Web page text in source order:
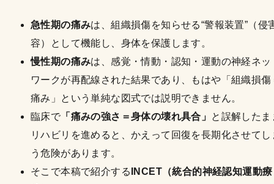
急性期の痛みは、組織損傷を知らせる“警報装置”（侵
容）として機能し、身体を保護します。
慢性期の痛みは、感覚・情動・認知・運動の神経ネッ
ワークが再配線された結果であり、もはや「組織損傷
痛み」という単純な図式では説明できません。
臨床で「痛みの強さ＝身体の壊れ具合」 と誤解したま
リハビリを進めると、かえって回復を長期化させてし
う危険があります。
そこで本稿で紹介する INCET（統合的神経認知運動療